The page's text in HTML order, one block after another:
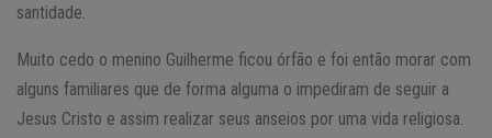
santidade.
Muito cedo o menino Guilherme ficou órfão e foi então morar com
alguns familiares que de forma alguma o impediram de seguir a
Jesus Cristo e assim realizar seus anseios por uma vida religiosa.